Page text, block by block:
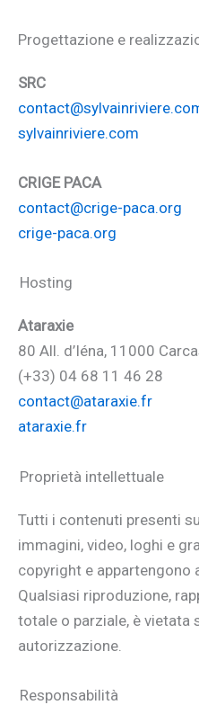
Progettazione e
SRC
sylvainriviere.com
CRIGE PACA
contact@crige-paca.org
crige-paca.org
Hosting
Ataraxie
80 All. d’Iéna, 11000
(+33) 04 68 11 46 28
contact@ataraxie.fr
ataraxie.fr
Proprietà intellettuale
Tutti i contenuti presenti
immagini, video, loghi e
copyright e appartengono
Qualsiasi riproduzione,
totale o parziale, è vietata
autorizzazione.
Responsabilità